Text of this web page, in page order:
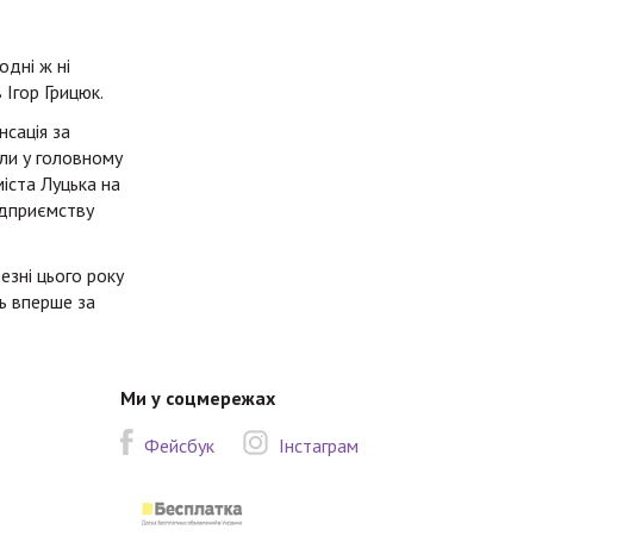
ж ні
Грицюк.
за
у головному
Луцька на
цього року
вперше за
Ми у соцмережах
Фейсбук
Інстаграм